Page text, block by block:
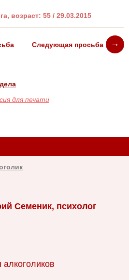
возраст: 55 / 29.03.2015
Следующая просьба
для печати
Семеник, психолог